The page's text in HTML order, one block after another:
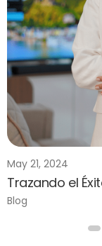
May 21, 2024
Trazando el
Blog